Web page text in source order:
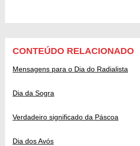
CONTEÚDO RELACIONADO
Mensagens para o Dia do Radialista
Dia da Sogra
Verdadeiro significado da Páscoa
Dia dos Avós